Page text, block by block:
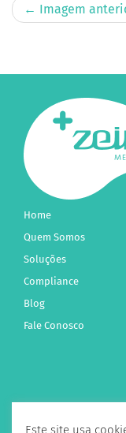
← Imagem
Home
Quem Somos
Soluções
Compliance
Blog
Fale Conosco
Receba
Este site usa